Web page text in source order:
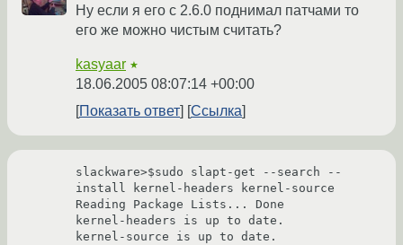
Ну если я его с 2.6.0 поднимал патчами то
его же можно чистым считать?
kasyaar ★
18.06.2005 08:07:14 +00:00
Показать ответ
Ссылка
slackware>$sudo slapt-get --search --
install kernel-headers kernel-source
Reading Package Lists... Done
kernel-headers is up to date.
kernel-source is up to date.